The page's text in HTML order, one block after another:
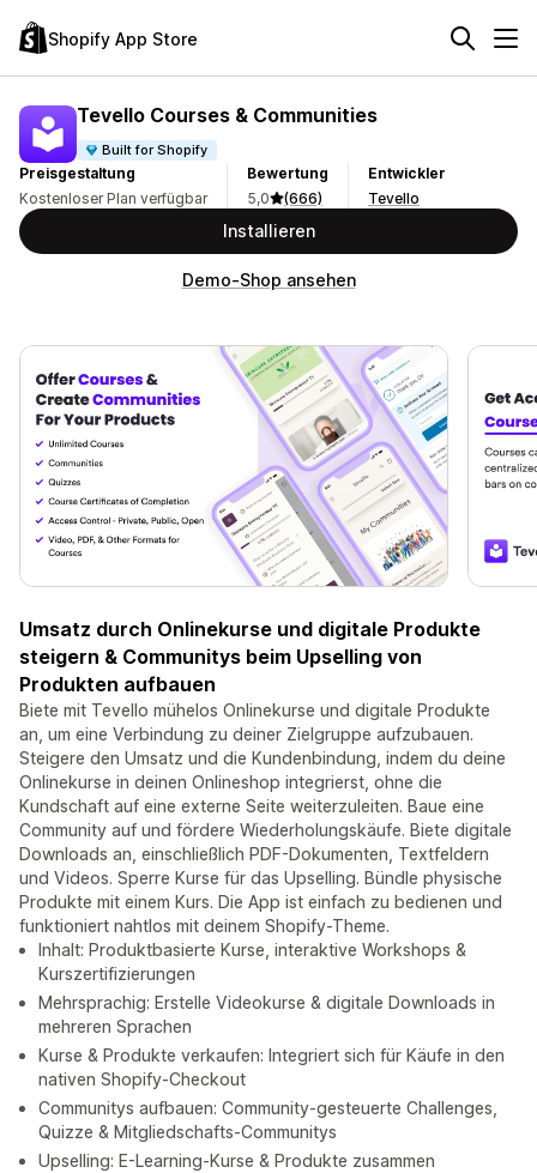
Shopify App Store
Tevello Courses & Communities
Built for Shopify
Preisgestaltung
Kostenloser Plan verfügbar
Bewertung
5,0
(666)
Entwickler
Tevello
Installieren
Demo-Shop ansehen
Umsatz durch Onlinekurse und digitale Produkte
steigern & Communitys beim Upselling von
Produkten aufbauen
Biete mit Tevello mühelos Onlinekurse und digitale Produkte
an, um eine Verbindung zu deiner Zielgruppe aufzubauen.
Steigere den Umsatz und die Kundenbindung, indem du deine
Onlinekurse in deinen Onlineshop integrierst, ohne die
Kundschaft auf eine externe Seite weiterzuleiten. Baue eine
Community auf und fördere Wiederholungskäufe. Biete digitale
Downloads an, einschließlich PDF-Dokumenten, Textfeldern
und Videos. Sperre Kurse für das Upselling. Bündle physische
Produkte mit einem Kurs. Die App ist einfach zu bedienen und
funktioniert nahtlos mit deinem Shopify-Theme.
Inhalt: Produktbasierte Kurse, interaktive Workshops &
Kurszertifizierungen
Mehrsprachig: Erstelle Videokurse & digitale Downloads in
mehreren Sprachen
Kurse & Produkte verkaufen: Integriert sich für Käufe in den
nativen Shopify-Checkout
Communitys aufbauen: Community-gesteuerte Challenges,
Quizze & Mitgliedschafts-Communitys
Upselling: E-Learning-Kurse & Produkte zusammen